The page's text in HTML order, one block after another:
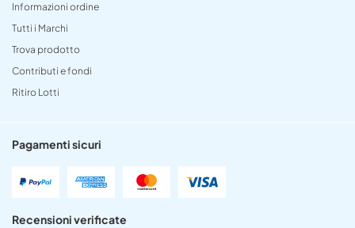
Informazioni ordine
Tutti i Marchi
Trova prodotto
Contributi e fondi
Ritiro Lotti
Pagamenti sicuri
Recensioni verificate